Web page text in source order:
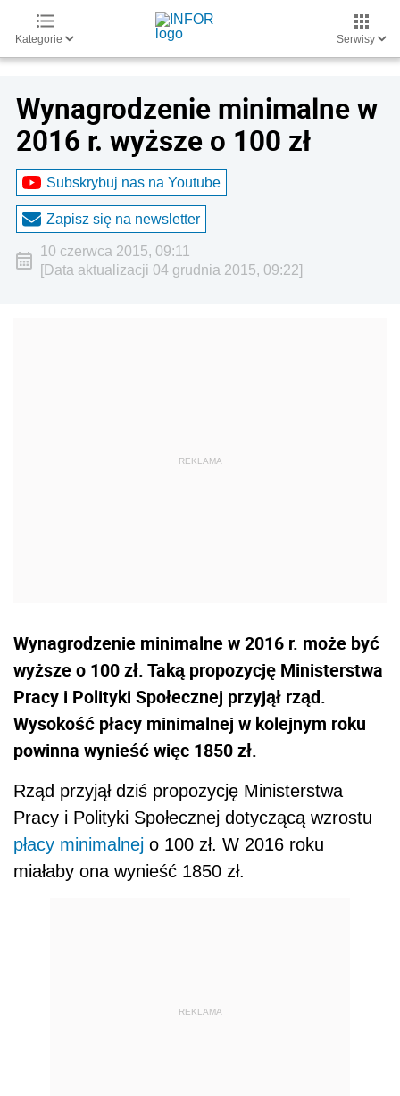
Kategorie Serwisy
Wynagrodzenie minimalne w
2016 r. wyższe o 100 zł
Subskrybuj nas na Youtube
Zapisz się na newsletter
10 czerwca 2015, 09:11
[Data aktualizacji 04 grudnia 2015, 09:22]
Wynagrodzenie minimalne w 2016 r. może być
wyższe o 100 zł. Taką propozycję Ministerstwa
Pracy i Polityki Społecznej przyjął rząd.
Wysokość płacy minimalnej w kolejnym roku
powinna wynieść więc 1850 zł.
Rząd przyjął dziś propozycję Ministerstwa
Pracy i Polityki Społecznej dotyczącą wzrostu
płacy minimalnej o 100 zł. W 2016 roku
miałaby ona wynieść 1850 zł.
REKLAMA